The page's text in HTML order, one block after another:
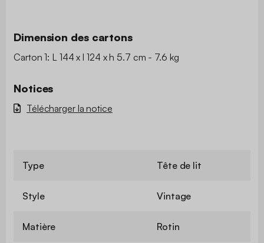
Dimension des cartons
Carton 1: L 144 x l 124 x h 5.7 cm - 7.6 kg
Notices
Télécharger la notice
Type Tête de lit
Style Vintage
Matière Rotin